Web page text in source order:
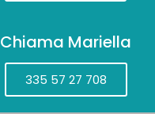
Chiama Mariella
335 57 27 708